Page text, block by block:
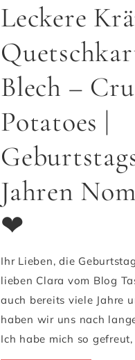
Leckere
Blech –
Potatoes |
Jahren
❤
Ihr Lieben, die
lieben Clara vom Blog
auch bereits viele Jahre
haben wir uns nach
Ich habe mich so